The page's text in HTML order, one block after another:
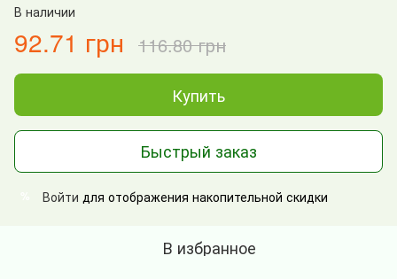
В наличии
92.71 грн 116.80 грн
Купить
Быстрый заказ
Войти для отображения накопительной скидки
В избранное